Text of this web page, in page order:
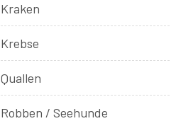
Kraken
Krebse
Quallen
Robben / Seehunde